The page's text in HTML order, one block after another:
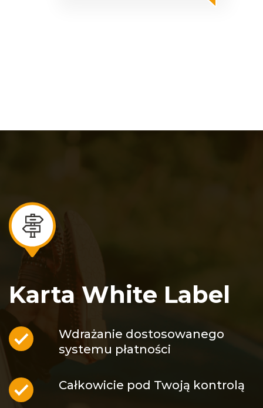
Karta White Label
Wdrażanie dostosowanego
systemu płatności
Całkowicie pod Twoją kontrolą